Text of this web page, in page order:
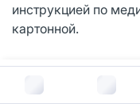
В
инструкцией по
картонной.